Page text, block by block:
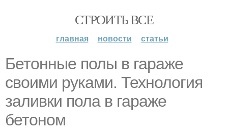
СТРОИТЬ ВСЕ
главная новости статьи
Бетонные полы в гараже
своими руками. Технология
заливки пола в гараже
бетоном